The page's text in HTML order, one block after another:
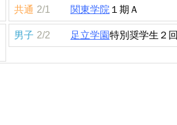
共通 2/1 関東学院 １期Ａ
男子 2/2 足立学園特別奨学生２回